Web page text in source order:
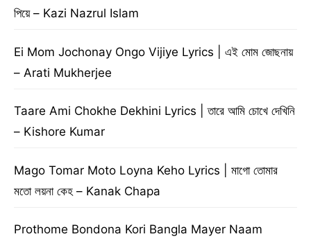
পিয়ে – Kazi Nazrul Islam
Ei Mom Jochonay Ongo Vijiye Lyrics | এই মোম জোছনায়
– Arati Mukherjee
Taare Ami Chokhe Dekhini Lyrics | তারে আমি চোখে দেখিনি
– Kishore Kumar
Mago Tomar Moto Loyna Keho Lyrics | মাগো তোমার
মতো লয়না কেহ – Kanak Chapa
Prothome Bondona Kori Bangla Mayer Naam